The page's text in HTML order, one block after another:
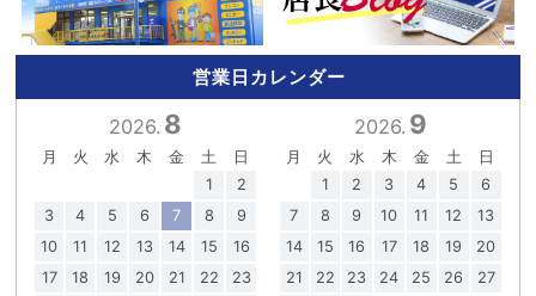
営業日カレンダー
2026. 8
月 火 水 木 金 土
日
1
2
3
4 5 6 7 8
9
10
11 12 13 14 15
16
17
18 19 20 21 22
23
2026. 9
月 火 水 木 金 土
日
1
2 3 4 5
6
7
8 9 10 11 12
13
14
15 16 17 18 19
20
21
22 23 24 25 26
27